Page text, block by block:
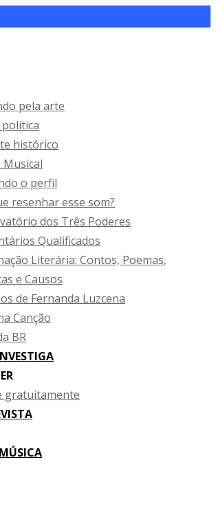
pela arte
histórico
Musical
o perfil
resenhar esse som?
dos Três Poderes
Qualificados
Literária: Contos, Poemas,
e Causos
de Fernanda Luzcena
Canção
BR
gratuitamente